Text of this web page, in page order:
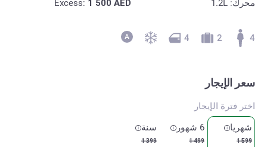
محرك: 1.2L
Excess: 1 500 AED
4
2
4
سعر الإيجار
اختر فترة الإيجار
شهريا
1 599
6 شهور
1 499
سنة
1 399